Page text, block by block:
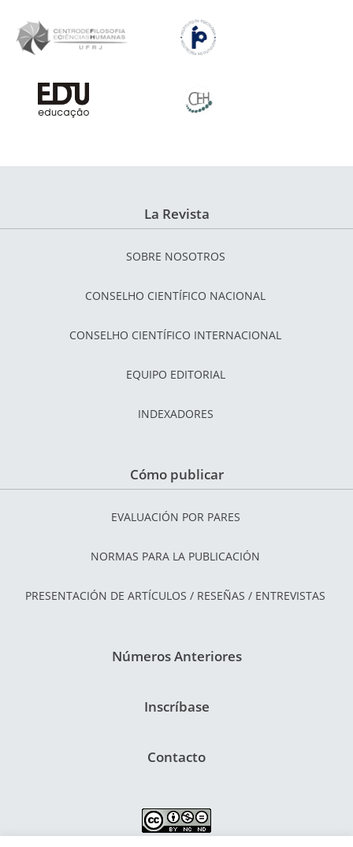
La Revista
SOBRE NOSOTROS
CONSELHO CIENTÍFICO NACIONAL
CONSELHO CIENTÍFICO INTERNACIONAL
EQUIPO EDITORIAL
INDEXADORES
Cómo publicar
EVALUACIÓN POR PARES
NORMAS PARA LA PUBLICACIÓN
PRESENTACIÓN DE ARTÍCULOS / RESEÑAS / ENTREVISTAS
Números Anteriores
Inscríbase
Contacto